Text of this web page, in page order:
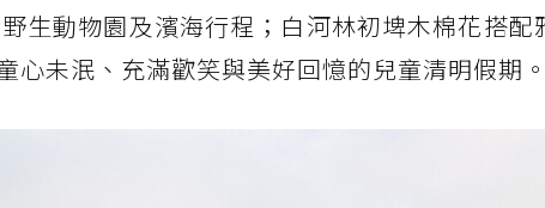
生動物園及濱海行程；白河林初埤木棉花搭配
未泯、充滿歡笑與美好回憶的兒童清明假期。